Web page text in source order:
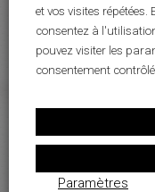
et vos visites
consentez à
pouvez visiter les
consentement contrôlé.
Paramètres